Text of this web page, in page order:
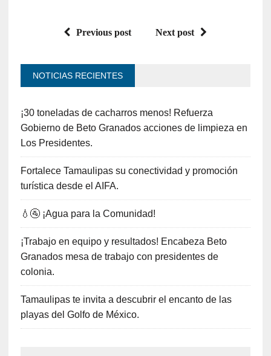
Previous post Next post
NOTICIAS RECIENTES
¡30 toneladas de cacharros menos! Refuerza
Gobierno de Beto Granados acciones de limpieza en
Los Presidentes.
Fortalece Tamaulipas su conectividad y promoción
turística desde el AIFA.
💧🚰 ¡Agua para la Comunidad!
¡Trabajo en equipo y resultados! Encabeza Beto
Granados mesa de trabajo con presidentes de
colonia.
Tamaulipas te invita a descubrir el encanto de las
playas del Golfo de México.